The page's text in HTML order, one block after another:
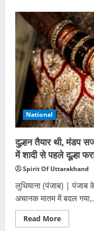
चौथ
(
10
के
अवसर
पर
कब
निकलेगा
आपके
शहर
में
चांद
देखें
National
दुल्हन तैयार थी, मंडप
में शादी से पहले दूल्हा
Spirit Of Uttarakhand
लुधियाना (पंजाब) | पंजाब
अचानक मातम में बदल
Read MoreRead
more